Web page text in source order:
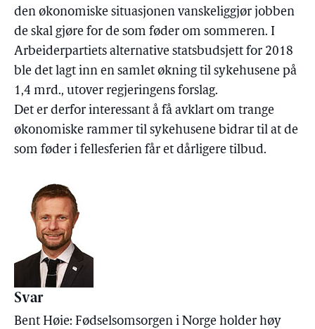
den økonomiske situasjonen vanskeliggjør jobben
de skal gjøre for de som føder om sommeren. I
Arbeiderpartiets alternative statsbudsjett for 2018
ble det lagt inn en samlet økning til sykehusene på
1,4 mrd., utover regjeringens forslag.
Det er derfor interessant å få avklart om trange
økonomiske rammer til sykehusene bidrar til at de
som føder i fellesferien får et dårligere tilbud.
Svar
Bent Høie: Fødselsomsorgen i Norge holder høy